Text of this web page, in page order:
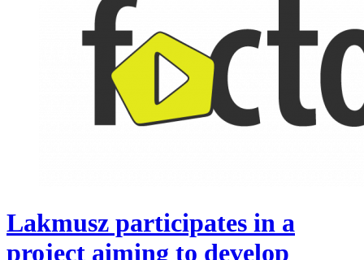
Lakmusz participates in a
project aiming to develop